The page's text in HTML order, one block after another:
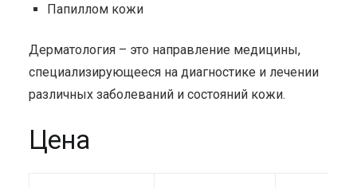
Папиллом кожи
Дерматология – это направление медицины,
специализирующееся на диагностике и лечении
различных заболеваний и состояний кожи.
Цена